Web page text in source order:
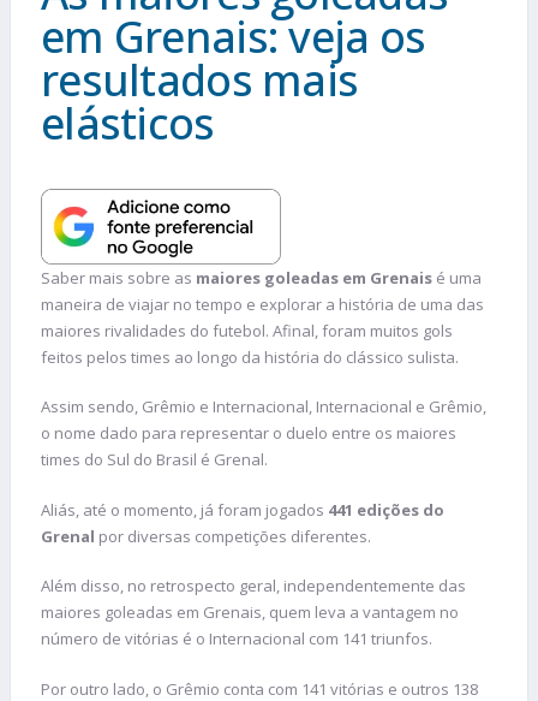
em Grenais: veja os
resultados mais
elásticos
Saber mais sobre as maiores goleadas em Grenais é uma
maneira de viajar no tempo e explorar a história de uma das
maiores rivalidades do futebol. Afinal, foram muitos gols
feitos pelos times ao longo da história do clássico sulista.
Assim sendo, Grêmio e Internacional, Internacional e Grêmio,
o nome dado para representar o duelo entre os maiores
times do Sul do Brasil é Grenal.
Aliás, até o momento, já foram jogados 441 edições do
Grenal por diversas competições diferentes.
Além disso, no retrospecto geral, independentemente das
maiores goleadas em Grenais, quem leva a vantagem no
número de vitórias é o Internacional com 141 triunfos.
Por outro lado, o Grêmio conta com 141 vitórias e outros 138